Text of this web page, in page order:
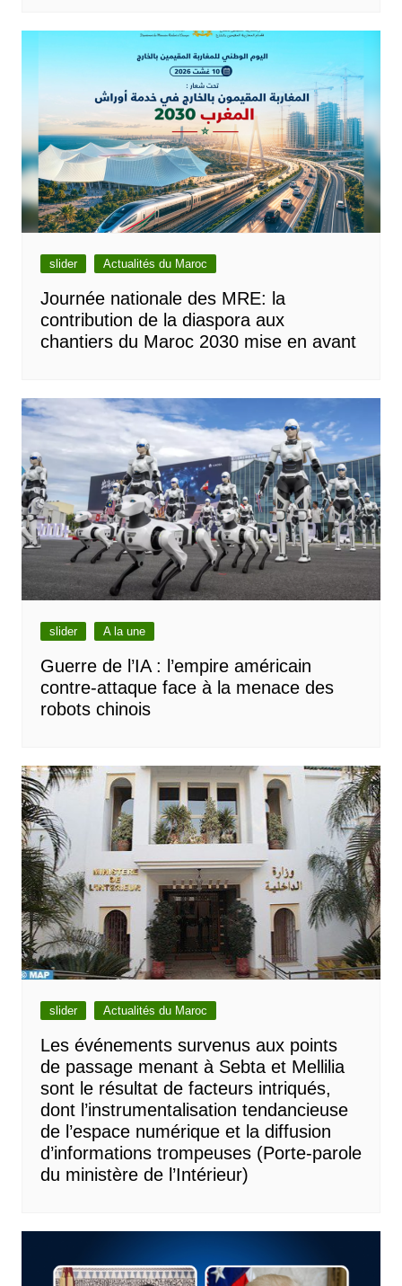
slider Actualités du Maroc
Journée nationale des MRE: la
contribution de la diaspora aux
chantiers du Maroc 2030 mise en avant
slider A la une
Guerre de l’IA : l’empire américain
contre-attaque face à la menace des
robots chinois
slider Actualités du Maroc
Les événements survenus aux points
de passage menant à Sebta et Mellilia
sont le résultat de facteurs intriqués,
dont l’instrumentalisation tendancieuse
de l’espace numérique et la diffusion
d’informations trompeuses (Porte-parole
du ministère de l’Intérieur)